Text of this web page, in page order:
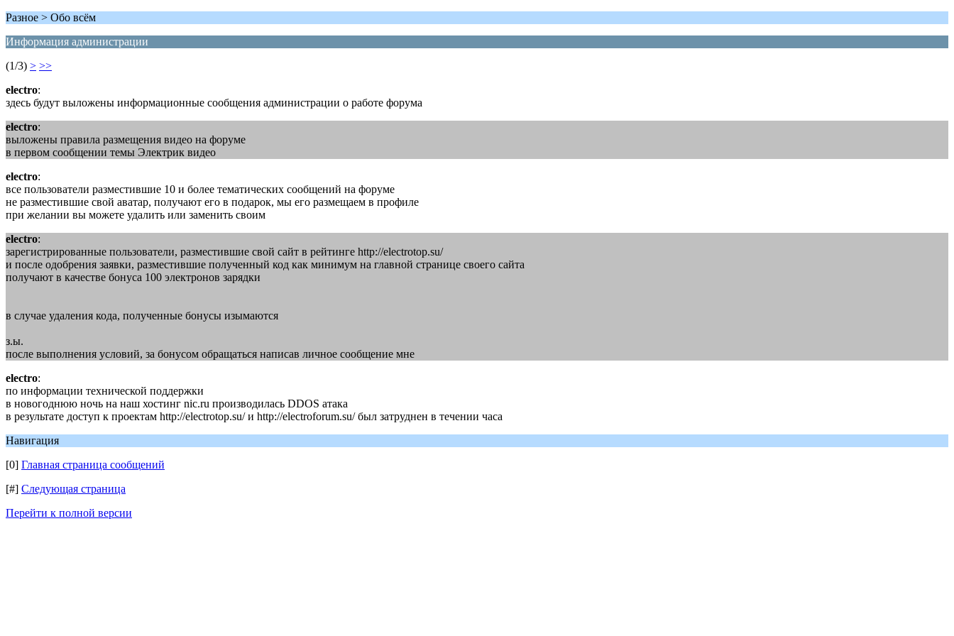
Разное > Обо всём
Информация администрации
(1/3) > >>
electro:
здесь будут выложены информационные сообщения администрации о работе форума
electro:
выложены правила размещения видео на форуме
в первом сообщении темы Электрик видео
electro:
все пользователи разместившие 10 и более тематических сообщений на форуме
не разместившие свой аватар, получают его в подарок, мы его размещаем в профиле
при желании вы можете удалить или заменить своим
electro:
зарегистрированные пользователи, разместившие свой сайт в рейтинге http://electrotop.su/
и после одобрения заявки, разместившие полученный код как минимум на главной странице своего сайта
получают в качестве бонуса 100 электронов зарядки
в случае удаления кода, полученные бонусы изымаются
з.ы.
после выполнения условий, за бонусом обращаться написав личное сообщение мне
electro:
по информации технической поддержки
в новогоднюю ночь на наш хостинг nic.ru производилась DDOS атака
в результате доступ к проектам http://electrotop.su/ и http://electroforum.su/ был затруднен в течении часа
Навигация
[0] Главная страница сообщений
[#] Следующая страница
Перейти к полной версии